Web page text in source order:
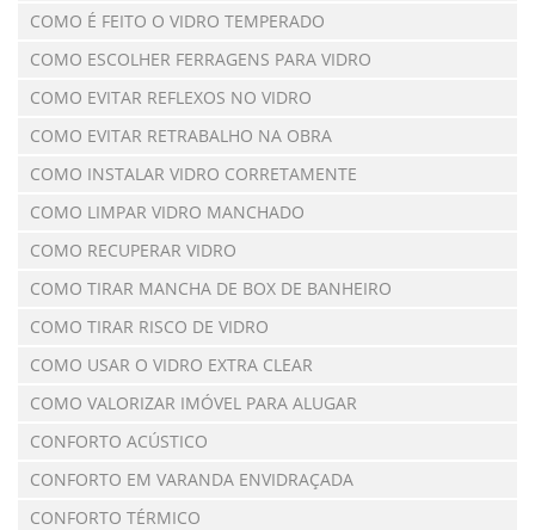
COMO É FEITO O VIDRO TEMPERADO
COMO ESCOLHER FERRAGENS PARA VIDRO
COMO EVITAR REFLEXOS NO VIDRO
COMO EVITAR RETRABALHO NA OBRA
COMO INSTALAR VIDRO CORRETAMENTE
COMO LIMPAR VIDRO MANCHADO
COMO RECUPERAR VIDRO
COMO TIRAR MANCHA DE BOX DE BANHEIRO
COMO TIRAR RISCO DE VIDRO
COMO USAR O VIDRO EXTRA CLEAR
COMO VALORIZAR IMÓVEL PARA ALUGAR
CONFORTO ACÚSTICO
CONFORTO EM VARANDA ENVIDRAÇADA
CONFORTO TÉRMICO